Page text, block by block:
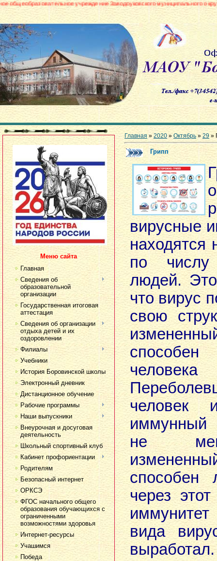
учреждение Заводоуковского муниципального округа
Меню сайта
Главная
Сведения об
образовательной
организации
Государственная итоговая
аттестация
Сведения об организации
отдыха детей и их
оздоровлении
Филиалы
Учебники
История Боровинской школы
Электронный дневник
Дистанционное обучение
Рабочие программы
Наши выпускники
Внеурочная и досуговая
деятельность
Школьный спортивный клуб
Кабинет профориентации
Родителям
Безопасный интернет
ОРКСЭ
ФГОС начального общего
образования обучающихся с
ограниченными
возможностями здоровья
Интернет-ресурсы
Учашимся
Победа
Главная »2020 » Октябрь » 29 »
Грипп
вирусные
находятся
по числу
людей.
что вирус
свою
человек
иммунный
не
способен
через
вида